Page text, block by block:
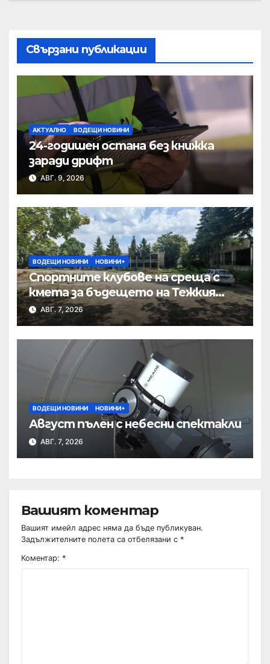
Свързани публикации
АКТУАЛНО ВОДЕЩИ НОВИНИ
24-годишен остана без книжка
заради дрифт
АВГ. 9, 2026
ВОДЕЩИ НОВИНИ НОВИНИ+
Спортните клубове на среща с
кмета за бъдещето на Тежкия
полк
АВГ. 7, 2026
ВОДЕЩИ НОВИНИ НОВИНИ+
Август пълен с небесни спектакли
АВГ. 7, 2026
Вашият коментар
Вашият имейл адрес няма да бъде публикуван.
Задължителните полета са отбелязани с *
Коментар: *